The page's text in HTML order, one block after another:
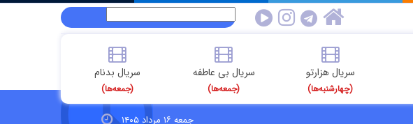
سریال هزارتو
(چهارشنبه‌ها)
سریال بی عاطفه
(جمعه‌ها)
سریال بدنام
(جمعه‌ها)
جمعه ۱۶ مرداد ۱۴۰۵